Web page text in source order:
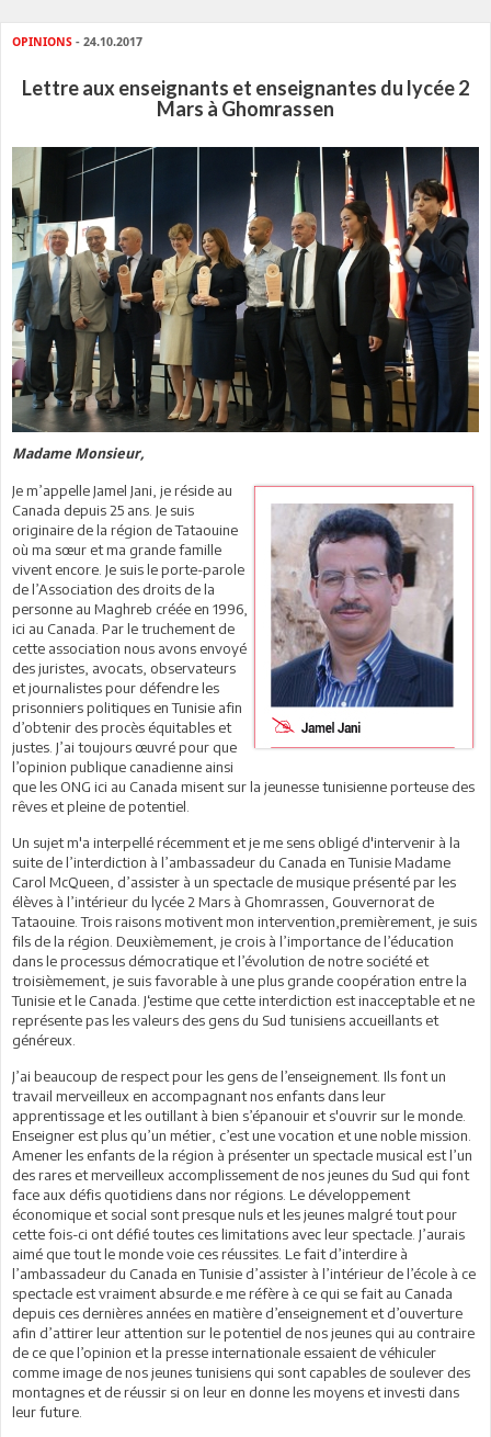
OPINIONS - 24.10.2017
Lettre aux enseignants et enseignantes du lycée 2
Mars à Ghomrassen
Madame Monsieur,
Je m’appelle Jamel Jani, je réside au
Canada depuis 25 ans. Je suis
originaire de la région de Tataouine
où ma sœur et ma grande famille
vivent encore. Je suis le porte-parole
de l’Association des droits de la
personne au Maghreb créée en 1996,
ici au Canada. Par le truchement de
cette association nous avons envoyé
des juristes, avocats, observateurs
et journalistes pour défendre les
prisonniers politiques en Tunisie afin
d’obtenir des procès équitables et
justes. J’ai toujours œuvré pour que
l’opinion publique canadienne ainsi
que les ONG ici au Canada misent sur la jeunesse tunisienne porteuse des
rêves et pleine de potentiel.
Un sujet m'a interpellé récemment et je me sens obligé d'intervenir à la
suite de l’interdiction à l’ambassadeur du Canada en Tunisie Madame
Carol McQueen, d’assister à un spectacle de musique présenté par les
élèves à l’intérieur du lycée 2 Mars à Ghomrassen, Gouvernorat de
Tataouine. Trois raisons motivent mon intervention,premièrement, je suis
fils de la région. Deuxièmement, je crois à l’importance de l’éducation
dans le processus démocratique et l’évolution de notre société et
troisièmement, je suis favorable à une plus grande coopération entre la
Tunisie et le Canada. J‘estime que cette interdiction est inacceptable et ne
représente pas les valeurs des gens du Sud tunisiens accueillants et
généreux.
J’ai beaucoup de respect pour les gens de l’enseignement. Ils font un
travail merveilleux en accompagnant nos enfants dans leur
apprentissage et les outillant à bien s’épanouir et s'ouvrir sur le monde.
Enseigner est plus qu’un métier, c’est une vocation et une noble mission.
Amener les enfants de la région à présenter un spectacle musical est l’un
des rares et merveilleux accomplissement de nos jeunes du Sud qui font
face aux défis quotidiens dans nor régions. Le développement
économique et social sont presque nuls et les jeunes malgré tout pour
cette fois-ci ont défié toutes ces limitations avec leur spectacle. J’aurais
aimé que tout le monde voie ces réussites. Le fait d’interdire à
l’ambassadeur du Canada en Tunisie d’assister à l’intérieur de l’école à ce
spectacle est vraiment absurde.e me réfère à ce qui se fait au Canada
depuis ces dernières années en matière d’enseignement et d’ouverture
afin d’attirer leur attention sur le potentiel de nos jeunes qui au contraire
de ce que l’opinion et la presse internationale essaient de véhiculer
comme image de nos jeunes tunisiens qui sont capables de soulever des
montagnes et de réussir si on leur en donne les moyens et investi dans
leur future.